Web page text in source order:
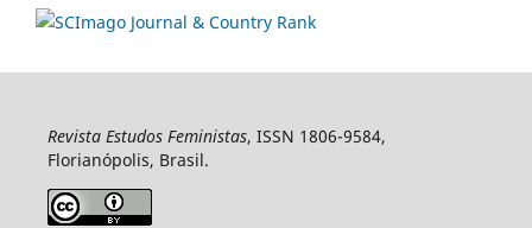
Revista Estudos Feministas, ISSN 1806-9584,
Florianópolis, Brasil.